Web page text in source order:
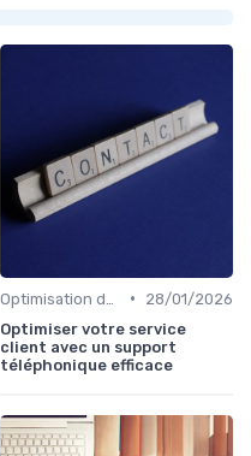
•
28/01/2026
Optimiser votre service
client avec un support
téléphonique efficace